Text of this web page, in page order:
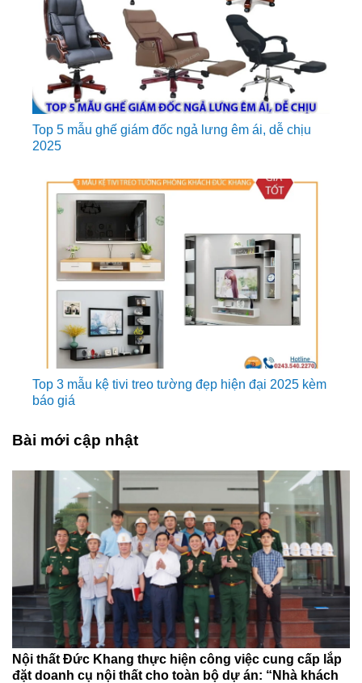
Top 5 mẫu ghế giám đốc ngả lưng êm ái, dễ chịu
2025
Top 3 mẫu kệ tivi treo tường đẹp hiện đại 2025 kèm
báo giá
Bài mới cập nhật
Nội thất Đức Khang thực hiện công việc cung cấp lắp
đặt doanh cụ nội thất cho toàn bộ dự án: “Nhà khách